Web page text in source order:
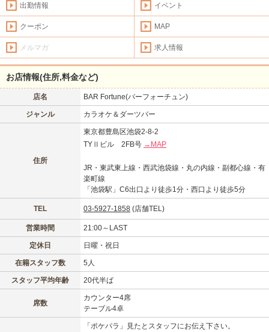
出勤情報 イベント
クーポン MAP
メルマガ 求人情報
お店情報(住所,料金など)
店名 BAR Fortune(バーフォーチュン)
ジャンル カラオケ＆ダーツバー
住所
東京都豊島区池袋2-8-2
TYⅡビル 2FB号 →MAP
JR・東武東上線・西武池袋線・丸の内線・副都心線・有
楽町線
「池袋駅」C6出口より徒歩1分・西口より徒歩5分
TEL 03-5927-1858 (店舗TEL)
営業時間 21:00～LAST
定休日 日曜・祝日
在籍スタッフ数 5人
スタッフ平均年齢 20代半ば
席数
カウンター4席
テーブル4卓
「ポケパラ」見たとスタッフにお伝え下さい。